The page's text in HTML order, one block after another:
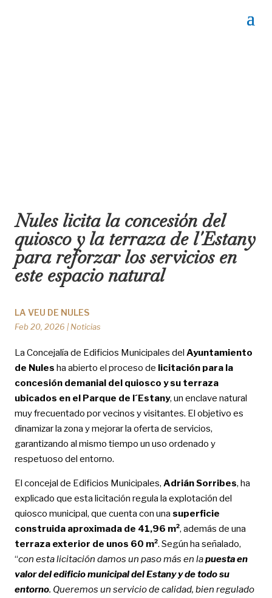
Nules licita la concesión del
quiosco y la terraza de l´Estany
para reforzar los servicios en
este espacio natural
LA VEU DE NULES
Feb 20, 2026 | Noticias
La Concejalía de Edificios Municipales del Ayuntamiento
de Nules ha abierto el proceso de licitación para la
concesión demanial del quiosco y su terraza
ubicados en el Parque de l´Estany, un enclave natural
muy frecuentado por vecinos y visitantes. El objetivo es
dinamizar la zona y mejorar la oferta de servicios,
garantizando al mismo tiempo un uso ordenado y
respetuoso del entorno.
El concejal de Edificios Municipales, Adrián Sorribes, ha
explicado que esta licitación regula la explotación del
quiosco municipal, que cuenta con una superficie
construida aproximada de 41,96 m², además de una
terraza exterior de unos 60 m². Según ha señalado,
“con esta licitación damos un paso más en lapuesta en
valor del edificio municipal del Estany y de todo su
entorno. Queremos un servicio de calidad, bien regulado